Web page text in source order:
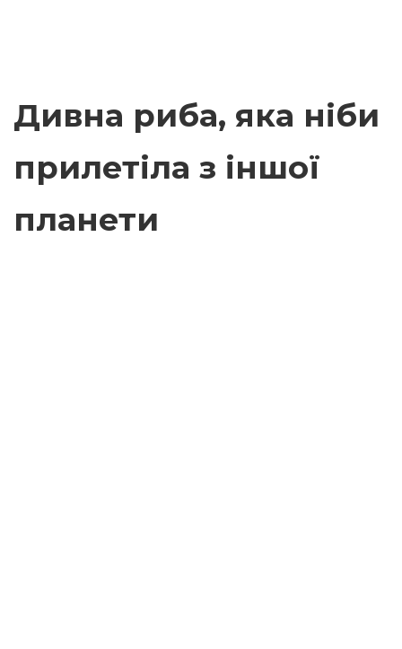
Дивна риба, яка ніби
прилетіла з іншої
планети